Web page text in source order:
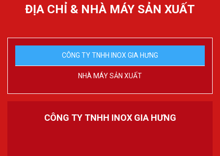
ĐỊA CHỈ & NHÀ MÁY SẢN XUẤT
CÔNG TY TNHH INOX GIA HƯNG
NHÀ MÁY SẢN XUẤT
CÔNG TY TNHH INOX GIA HƯNG